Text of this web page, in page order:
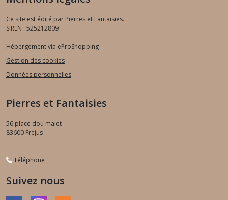
Ce site est édité par Pierres et Fantaisies.
SIREN : 525212809
Hébergement via eProShopping
Gestion des cookies
Données personnelles
Pierres et Fantaisies
56 place dou maiet
83600 Fréjus
Téléphone
Suivez nous